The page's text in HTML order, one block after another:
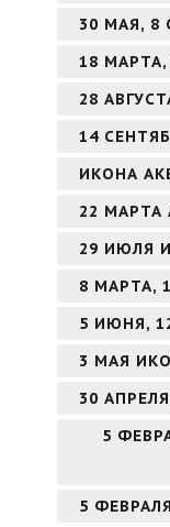
30 МАЯ,
18
28
14
ИКОНА
22
29 ИЮЛЯ
8 МАРТА,
5 ИЮНЯ,
3 МАЯ
30
5
5